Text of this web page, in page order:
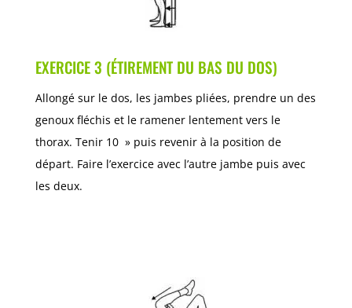
EXERCICE 3 (ÉTIREMENT DU BAS DU DOS)
Allongé sur le dos, les jambes pliées, prendre un des
genoux fléchis et le ramener lentement vers le
thorax. Tenir 10 » puis revenir à la position de
départ. Faire l’exercice avec l’autre jambe puis avec
les deux.